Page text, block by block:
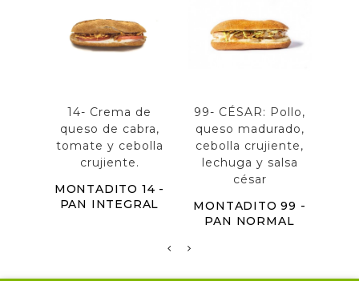
14- Crema de
queso de cabra,
tomate y cebolla
crujiente.
MONTADITO 14 -
PAN INTEGRAL
99- CÉSAR: Pollo,
queso madurado,
cebolla crujiente,
lechuga y salsa
césar
MONTADITO 99 -
PAN NORMAL